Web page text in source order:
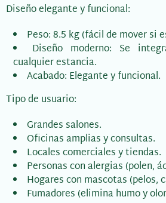
Diseño elegante y funcional:
Peso: 8.5 kg (fácil de mover si
Diseño moderno: Se
cualquier estancia.
Acabado: Elegante y funcional.
Tipo de usuario:
Grandes salones.
Oficinas amplias y consultas.
Locales comerciales y tiendas.
Personas con alergias (polen,
Hogares con mascotas (pelos,
Fumadores (elimina humo y